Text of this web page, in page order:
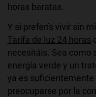
horas baratas.
Y si preferís vivir sin
Tarifa de luz 24 horas
necesitáis. Sea como
energía verde y un
ya es
preocuparse por la